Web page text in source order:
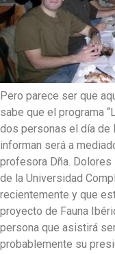
Pero parece ser que
sabe que el programa
dos personas el día de
informan será a
profesora Dña.
de la Universidad
recientemente y que
proyecto de Fauna
persona que asistirá
probablemente su